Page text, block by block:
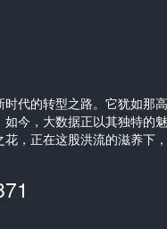
代的转型之路。它犹如
今，大数据正以其独特的
，正在这股洪流的滋养下